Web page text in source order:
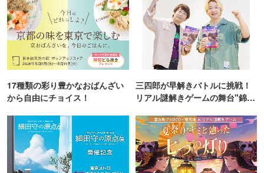
17種類の彩り豊かなおばんざい
から自由にチョイス！
三四郎が早解きバトルに挑戦！
リアル謎解きゲームの舞台"錦糸